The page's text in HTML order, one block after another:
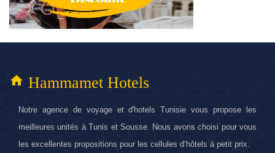
home Hammamet Hotels
Notre agence de voyage et d'hotels Tunisie vous propose les
meilleures unités à Tunis et Sousse. Nous avons choisi pour vous
les excellentes propositions pour les cellules d’hôtels à petit prix.